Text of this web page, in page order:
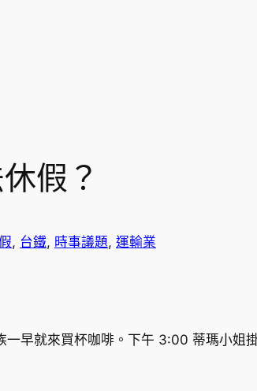
假？
, 台鐵, 時事議題, 運輸業
一早就來買杯咖啡。下午 3:00 蒂瑪小姐